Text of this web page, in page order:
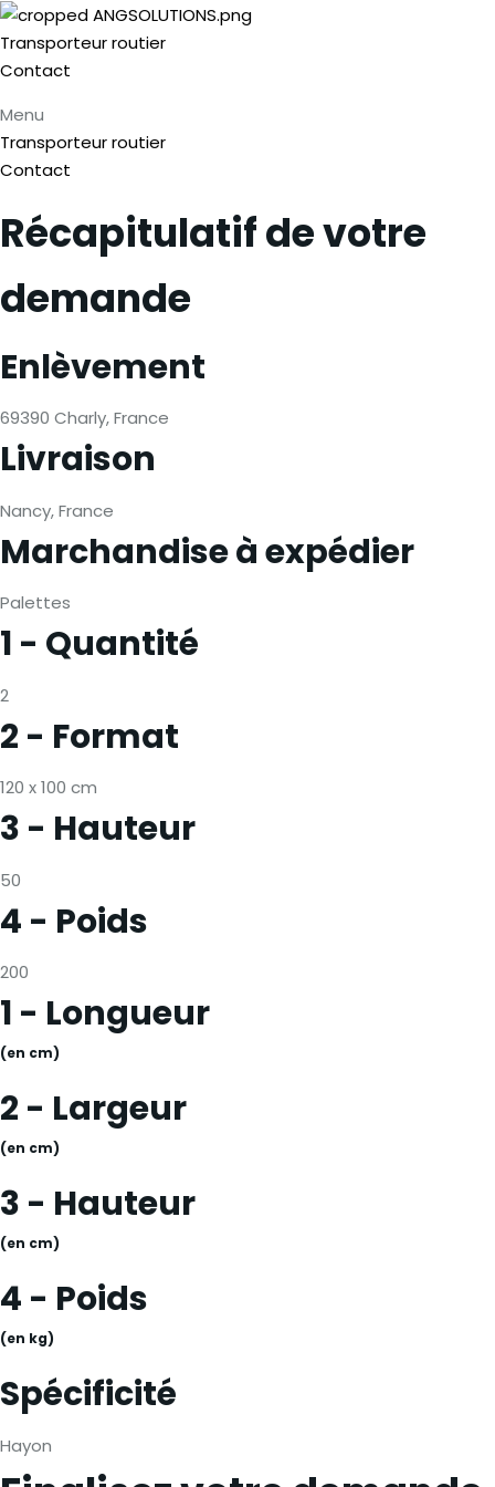
Transporteur routier
Contact
Menu
Transporteur routier
Contact
Récapitulatif de votre
demande
Enlèvement
69390 Charly, France
Livraison
Nancy, France
Marchandise à expédier
Palettes
1 - Quantité
2
2 - Format
120 x 100 cm
3 - Hauteur
50
4 - Poids
200
1 - Longueur
(en cm)
2 - Largeur
(en cm)
3 - Hauteur
(en cm)
4 - Poids
(en kg)
Spécificité
Hayon